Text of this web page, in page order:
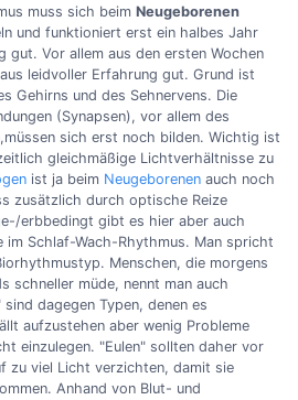
muss sich beim Neugeborenen
und funktioniert erst ein halbes Jahr
gut. Vor allem aus den ersten Wochen
leidvoller Erfahrung gut. Grund ist
Gehirns und des Sehnervens. Die
(Synapsen), vor allem des
sich erst noch bilden. Wichtig ist
gleichmäßige Lichtverhältnisse zu
ist ja beim Neugeborenenauch noch
zusätzlich durch optische Reize
erbbedingt gibt es hier aber auch
im Schlaf-Wach-Rhythmus. Man spricht
Menschen, die morgens
schneller müde, nennt man auch
sind dagegen Typen, denen es
aufzustehen aber wenig Probleme
einzulegen. "Eulen" sollten daher vor
zu viel Licht verzichten, damit sie
Anhand von Blut- und